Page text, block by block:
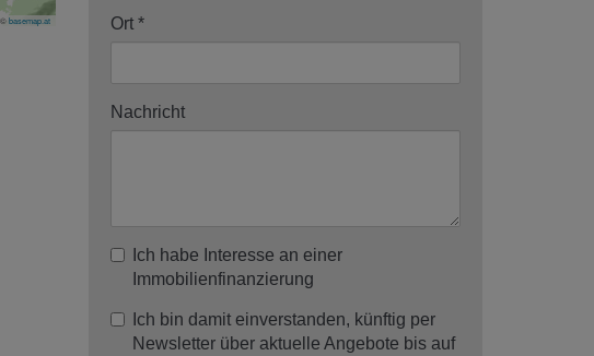
basemap.at Ort
Nachricht
Ich habe Interesse an einer
Immobilienfinanzierung
Ich bin damit einverstanden, künftig per
Newsletter über aktuelle Angebote bis auf